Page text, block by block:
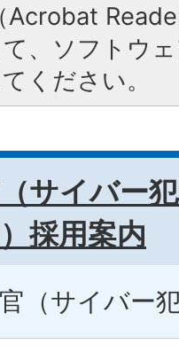
Acrobat
て、ソフトウ
ください。
サイバー
採用案内
（サイバー